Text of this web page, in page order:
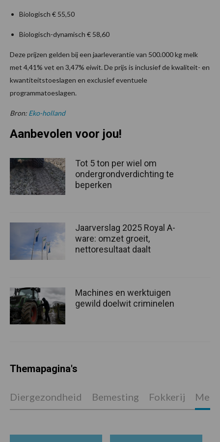
Biologisch € 55,50
Biologisch-dynamisch € 58,60
Deze prijzen gelden bij een jaarleverantie van 500.000 kg melk
met 4,41% vet en 3,47% eiwit. De prijs is inclusief de kwaliteit- en
kwantiteitstoeslagen en exclusief eventuele
programmatoeslagen.
Bron: Eko-holland
Aanbevolen voor jou!
Tot 5 ton per wiel om
ondergrondverdichting te
beperken
Jaarverslag 2025 Royal A-
ware: omzet groeit,
nettoresultaat daalt
Machines en werktuigen
gewild doelwit criminelen
Themapagina's
Diergezondheid Bemesting Fokkerij